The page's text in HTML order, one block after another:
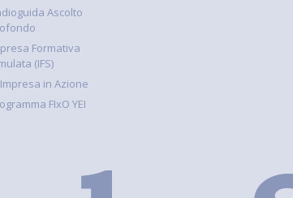
Ascolto
Formativa
(IFS)
Impresa in Azione
FIxO YEI